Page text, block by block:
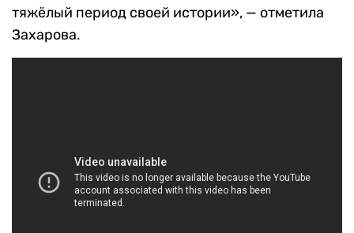
тяжёлый период своей истории», — отметила
Захарова.